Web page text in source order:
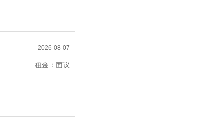
2026-08-07
租金：面议